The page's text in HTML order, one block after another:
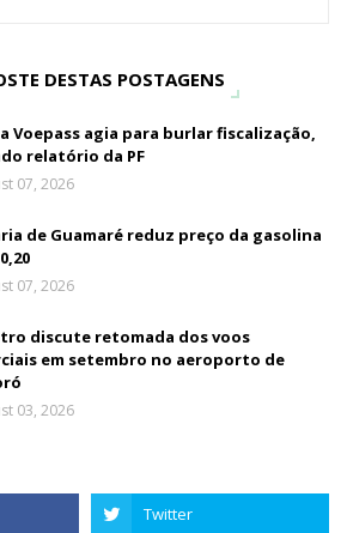
DESTAS POSTAGENS
Voepass agia para burlar fiscalização,
relatório da PF
07, 2026
de Guamaré reduz preço da gasolina
07, 2026
discute retomada dos voos
em setembro no aeroporto de
03, 2026